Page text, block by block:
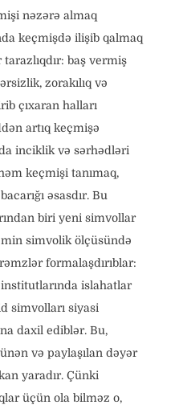
nəzərə almaq
keçmişdə ilişib qalmaq
baş vermiş
zorakılıq və
çıxaran halları
artıq keçmişə
inciklik və sərhədləri
keçmişi tanımaq,
əsasdır. Bu
biri yeni simvollar
simvolik ölçüsündə
formalaşdırıblar:
islahatlar
simvolları siyasi
daxil ediblər. Bu,
və paylaşılan dəyər
yaradır. Çünki
üçün ola bilməz o,